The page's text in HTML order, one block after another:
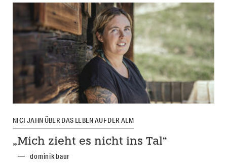
NICI JAHN ÜBER DAS LEBEN AUF DER ALM
„Mich zieht es nicht ins Tal“
dominik baur